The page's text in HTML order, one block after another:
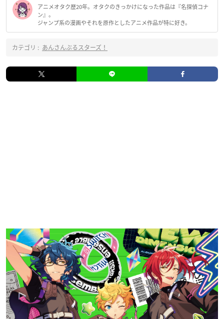
アニメオタク歴20年。オタクのきっかけになった作品は『名探偵コナ
ン』。
ジャンプ系の漫画やそれを原作としたアニメ作品が特に好き。
カテゴリ : あんさんぶるスターズ！